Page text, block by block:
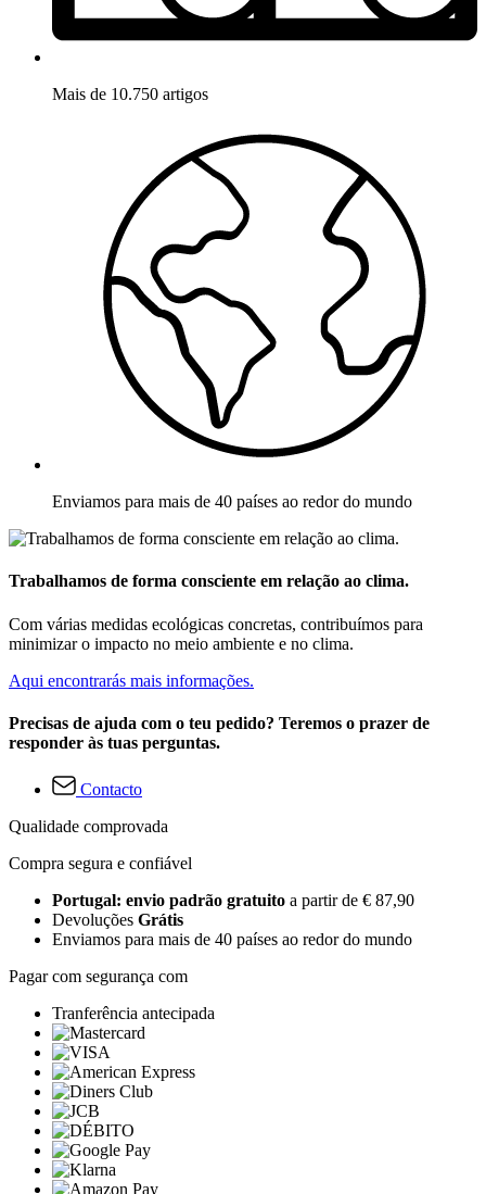
Mais de 10.750 artigos
Enviamos para mais de 40 países ao redor do mundo
Trabalhamos de forma consciente em relação ao clima.
Com várias medidas ecológicas concretas, contribuímos para
minimizar o impacto no meio ambiente e no clima.
Aqui encontrarás mais informações.
Precisas de ajuda com o teu pedido? Teremos o prazer de
responder às tuas perguntas.
Contacto
Qualidade comprovada
Compra segura e confiável
Portugal: envio padrão gratuito a partir de € 87,90
Devoluções Grátis
Enviamos para mais de 40 países ao redor do mundo
Pagar com segurança com
Tranferência antecipada